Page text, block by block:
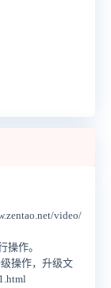
video/
操作。
操作，升级文